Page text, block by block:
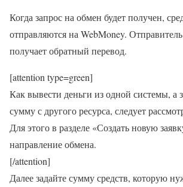
Когда запрос на обмен будет получен,
отправляются на WebMoney.
получает обратный перевод.
[attention type=green]
Как вывести деньги из одной системы, а
сумму с другого ресурса, следует
Для этого в разделе «Создать новую
направление обмена.
[/attention]
Далее задайте сумму средств, которую